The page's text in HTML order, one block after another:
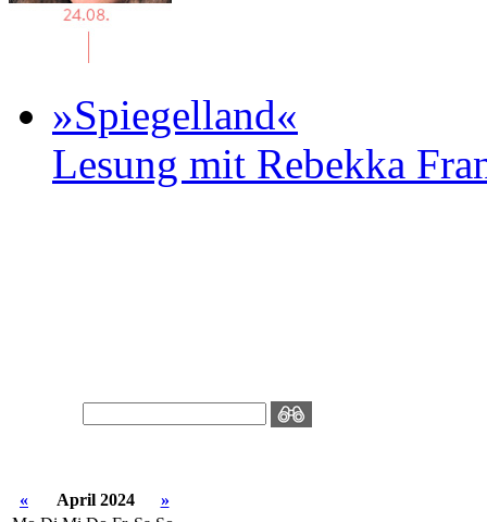
»Spiegelland«
Lesung mit Rebekka
« April 2024
»